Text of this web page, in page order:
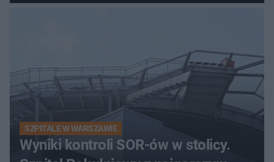
SZPITALE W WARSZAWIE
Wyniki kontroli SOR-ów w stolicy.